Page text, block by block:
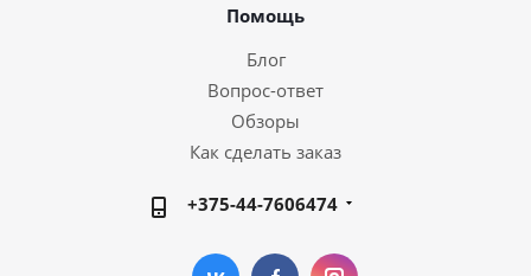
Помощь
Блог
Вопрос-ответ
Обзоры
Как сделать заказ
+375-44-7606474